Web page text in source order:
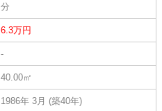
分
6.3万円
-
40.00㎡
1986年 3月 (築40年)